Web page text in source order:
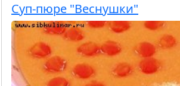
Суп-пюре "Веснушки"